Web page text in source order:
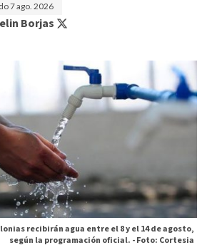
7 ago. 2026
Borjas
recibirán agua entre el 8 y el 14 de agosto,
según la programación oficial. -Foto: Cortesia